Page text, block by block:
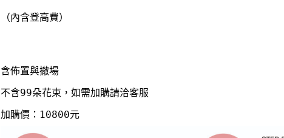
（內含登高費）
含佈置與撤場
不含99朵花束，如需加購請洽客服